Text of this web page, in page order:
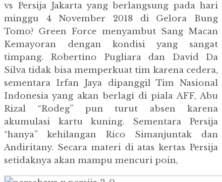
vs Persija Jakarta yang berlangsung pada hari
minggu 4 November 2018 di Gelora Bung
Tomo? Green Force menyambut Sang Macan
Kemayoran dengan kondisi yang sangat
timpang. Robertino Pugliara dan David Da
Silva tidak bisa memperkuat tim karena cedera,
sementara Irfan Jaya dipanggil Tim Nasional
Indonesia yang akan berlagi di piala AFF, Abu
Rizal “Rodeg” pun turut absen karena
akumulasi kartu kuning. Sementara Persija
“hanya” kehilangan Rico Simanjuntak dan
Andiritany. Secara materi di atas kertas Persija
setidaknya akan mampu mencuri poin,